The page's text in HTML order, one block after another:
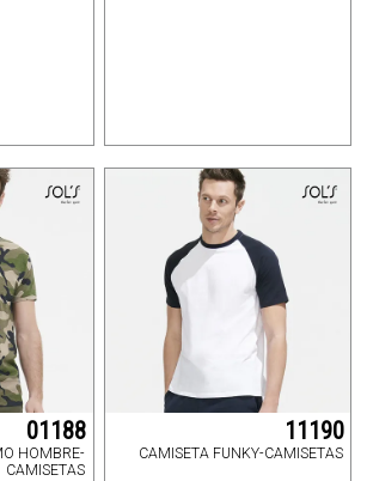
01188
HOMBRE-
CAMISETAS
11190
CAMISETA FUNKY-CAMISETAS